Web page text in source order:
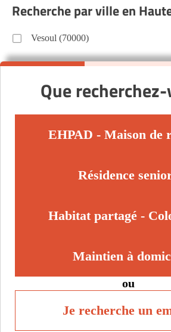
Recherche par ville en
Vesoul (70000)
Que
EHPAD - Maison de
Résidence
Habitat partagé -
Maintien à
ou
Je recherche un